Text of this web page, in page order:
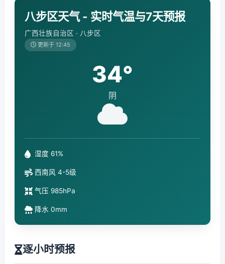
八步区天气 - 实时气温与7天预报
广西壮族自治区 · 八步区
更新于 12:45
34°
阴
湿度 61%
西南风 4-5级
气压 985hPa
降水 0mm
逐小时预报